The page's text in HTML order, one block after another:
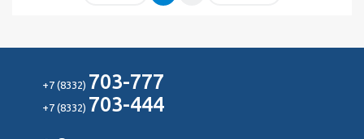
+7 (8332) 703-777
+7 (8332) 703-444